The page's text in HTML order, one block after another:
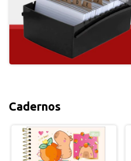
Cadernos